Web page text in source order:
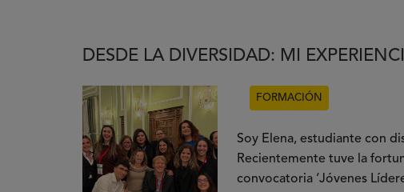
DESDE LA DIVERSIDAD: MI
FORMACIÓN
Soy Elena, estudiante con
Recientemente tuve la
convocatoria ‘Jóvenes